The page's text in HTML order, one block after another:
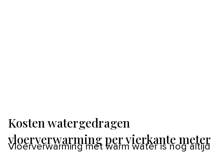
Kosten watergedragen
vloerverwarming per vierkante meter
Vloerverwarming met warm water is nog altijd